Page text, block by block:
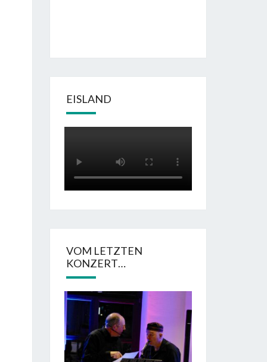
EISLAND
VOM LETZTEN
KONZERT…